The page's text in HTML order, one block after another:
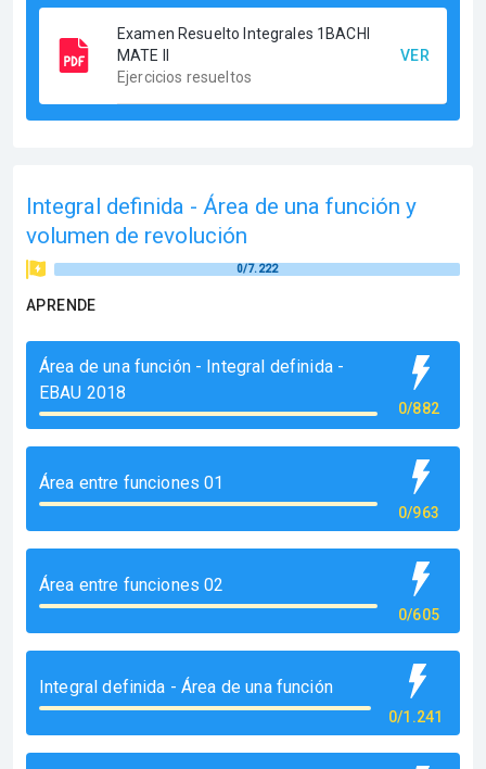
Examen Resuelto Integrales 1BACHI
MATE II
Ejercicios resueltos
VER
Integral definida - Área de una función y
volumen de revolución
0/7.222
APRENDE
Área de una función - Integral definida -
EBAU 2018
0/882
Área entre funciones 01
0/963
Área entre funciones 02
0/605
Integral definida - Área de una función
0/1.241